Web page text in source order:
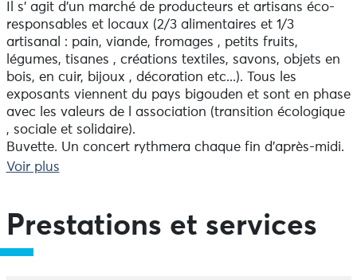
Il s' agit d'un marché de producteurs et artisans éco-
responsables et locaux (2/3 alimentaires et 1/3
artisanal : pain, viande, fromages , petits fruits,
légumes, tisanes , créations textiles, savons, objets en
bois, en cuir, bijoux , décoration etc...). Tous les
exposants viennent du pays bigouden et sont en phase
avec les valeurs de l association (transition écologique
, sociale et solidaire).
Buvette. Un concert rythmera chaque fin d'après-midi.
Organisé par Les Semeurs de la baie en partenariat
Voir plus
Prestations et services